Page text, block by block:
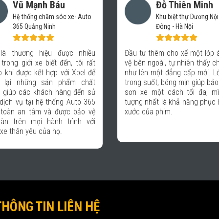
Đỗ Thiên Minh
Khu biệt thự Dương Nội - Hà
Đông - Hà Nội
thêm cho xế một lớp áo bảo
ngoài, tự nhiên thấy chiếc xe
một đẳng cấp mới. Lớp phủ
bóng mịn giúp bảo vệ lớp
một cách tối đa, mình ấn
là khả năng phục hồi vết
phim.
Trần Nhật Minh
Chủ cơ sở Nhật Minh
Nhu cầu dán phim cách nhiệt
tô ngày càng cao, đa số
hàng đến với Auto của tôi
Xpel có lẽ vì chất lượng
chuyên nghiệp từ chăm sóc
hàng, chính sách bảo hành
ngũ kỹ thuật thi công. Do
yên tâm khi lựa chọn Xpel là
TIN LIÊN HỆ